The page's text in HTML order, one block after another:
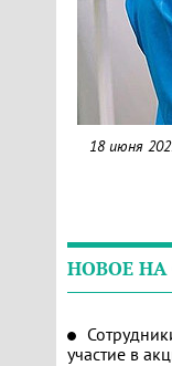
18 июня
НОВОЕ НА
участие в